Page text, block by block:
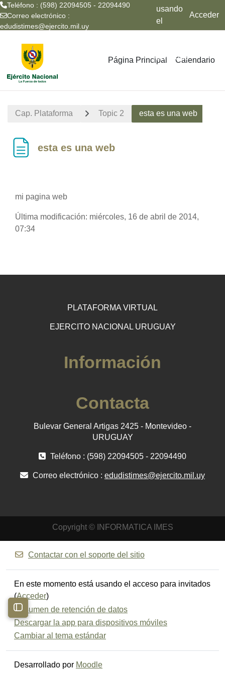
Teléfono : (598) 22094505 - 22094490
Correo electrónico :
edudistimes@ejercito.mil.uy
usando
el
acceso
invitados
Acceder
Página Principal Calendario
Abrir índice del curso
Cap. Plataforma Topic 2 esta es una web
esta es una web
mi pagina web
Última modificación: miércoles, 16 de abril de 2014,
07:34
PLATAFORMA VIRTUAL
EJERCITO NACIONAL URUGUAY
Información
Contacta
Bulevar General Artigas 2425 - Montevideo -
URUGUAY
Teléfono : (598) 22094505 - 22094490
Correo electrónico : edudistimes@ejercito.mil.uy
Copyright © INFORMATICA IMES
Contactar con el soporte del sitio
En este momento está usando el acceso para invitados
(Acceder)
Resumen de retención de datos
Descargar la app para dispositivos móviles
Cambiar al tema estándar
Desarrollado por Moodle